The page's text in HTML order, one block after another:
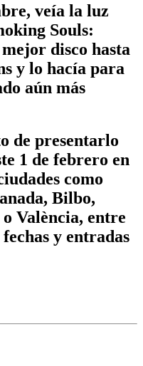
veía la luz
Souls:
disco hasta
y lo hacía para
aún más
de presentarlo
1 de febrero en
como
Bilbo,
València, entre
y entradas